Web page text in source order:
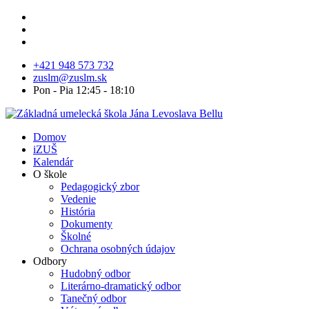
+421 948 573 732
zuslm@zuslm.sk
Pon - Pia 12:45 - 18:10
Domov
iZUŠ
Kalendár
O škole
Pedagogický zbor
Vedenie
História
Dokumenty
Školné
Ochrana osobných údajov
Odbory
Hudobný odbor
Literárno-dramatický odbor
Tanečný odbor